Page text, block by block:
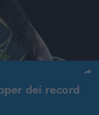
dei record